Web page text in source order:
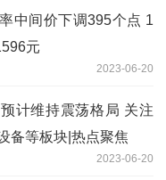
中间价下调395个点 1
元
2023-06-20
计维持震荡格局 关注
备等板块|热点聚焦
2023-06-20